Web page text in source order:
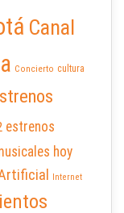
Canal
Concierto cultura
estrenos
hoy
Internet